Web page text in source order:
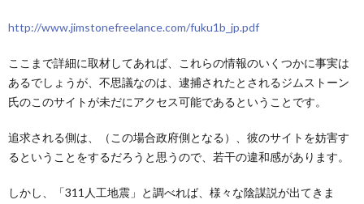
http://www.jimstonefreelance.com/fuku1b_jp.pdf
ここまで詳細に取材してあれば、これらの情報のいくつかに事実は
あるでしょうが、不思議なのは、逮捕されたとされるジムストーン
氏のこのサイトが未だにアクセス可能であるということです。
追求される側は、（この場合政府側となる）、彼のサイトを妨害す
るということをするだろうと思うので、若干の違和感があります。
しかし、「311人工地震」と調べれば、様々な陰謀説が出てきま